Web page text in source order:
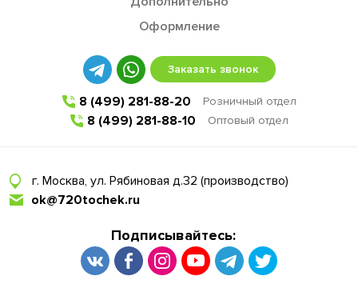
Оформление
Заказать звонок
8 (499) 281-88-20 Розничный отдел
8 (499) 281-88-10 Оптовый отдел
г. Москва, ул. Рябиновая д.32 (производство)
ok@720tochek.ru
Подписывайтесь: